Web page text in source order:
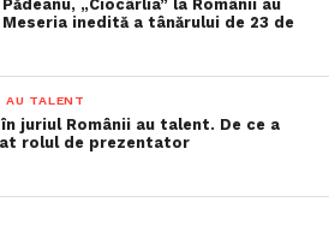
„Ciocârlia” la Românii au
inedită a tânărului de 23 de
AU TALENT
în juriul Românii au talent. De ce a
rolul de prezentator